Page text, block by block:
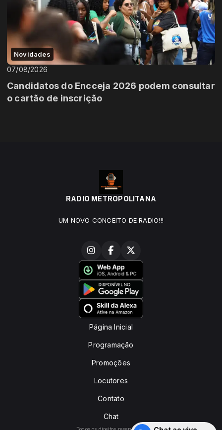
Novidades
07/08/2026
Candidatos do Encceja 2026 podem consultar
o cartão de inscrição
RADIO METROPOLITANA
UM NOVO CONCEITO DE RADIO!!!
Página Inicial
Programação
Promoções
Locutores
Contato
Chat